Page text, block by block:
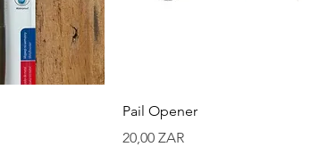
rapide Aperçu rapide
Pail Opener
Prix
20,00 ZAR